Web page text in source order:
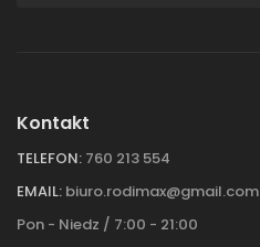
Kontakt
TELEFON: 760 213 554
EMAIL: biuro.rodimax@gmail.com
Pon - Niedz / 7:00 - 21:00